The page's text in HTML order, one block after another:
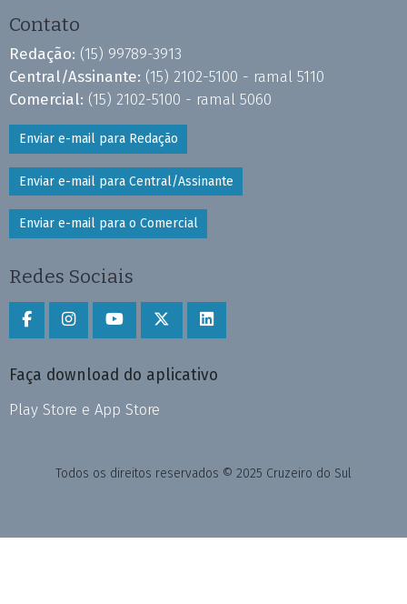
Contato
Redação: (15) 99789-3913
Central/Assinante: (15) 2102-5100 - ramal 5110
Comercial: (15) 2102-5100 - ramal 5060
Enviar e-mail para Redação
Enviar e-mail para Central/Assinante
Enviar e-mail para o Comercial
Redes Sociais
Faça download do aplicativo
Play Store e App Store
Todos os direitos reservados © 2025 Cruzeiro do Sul